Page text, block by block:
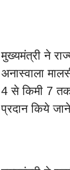
मुख्यमंत्री ने
अनास्वाला
4 से किमी 7
प्रदान किये